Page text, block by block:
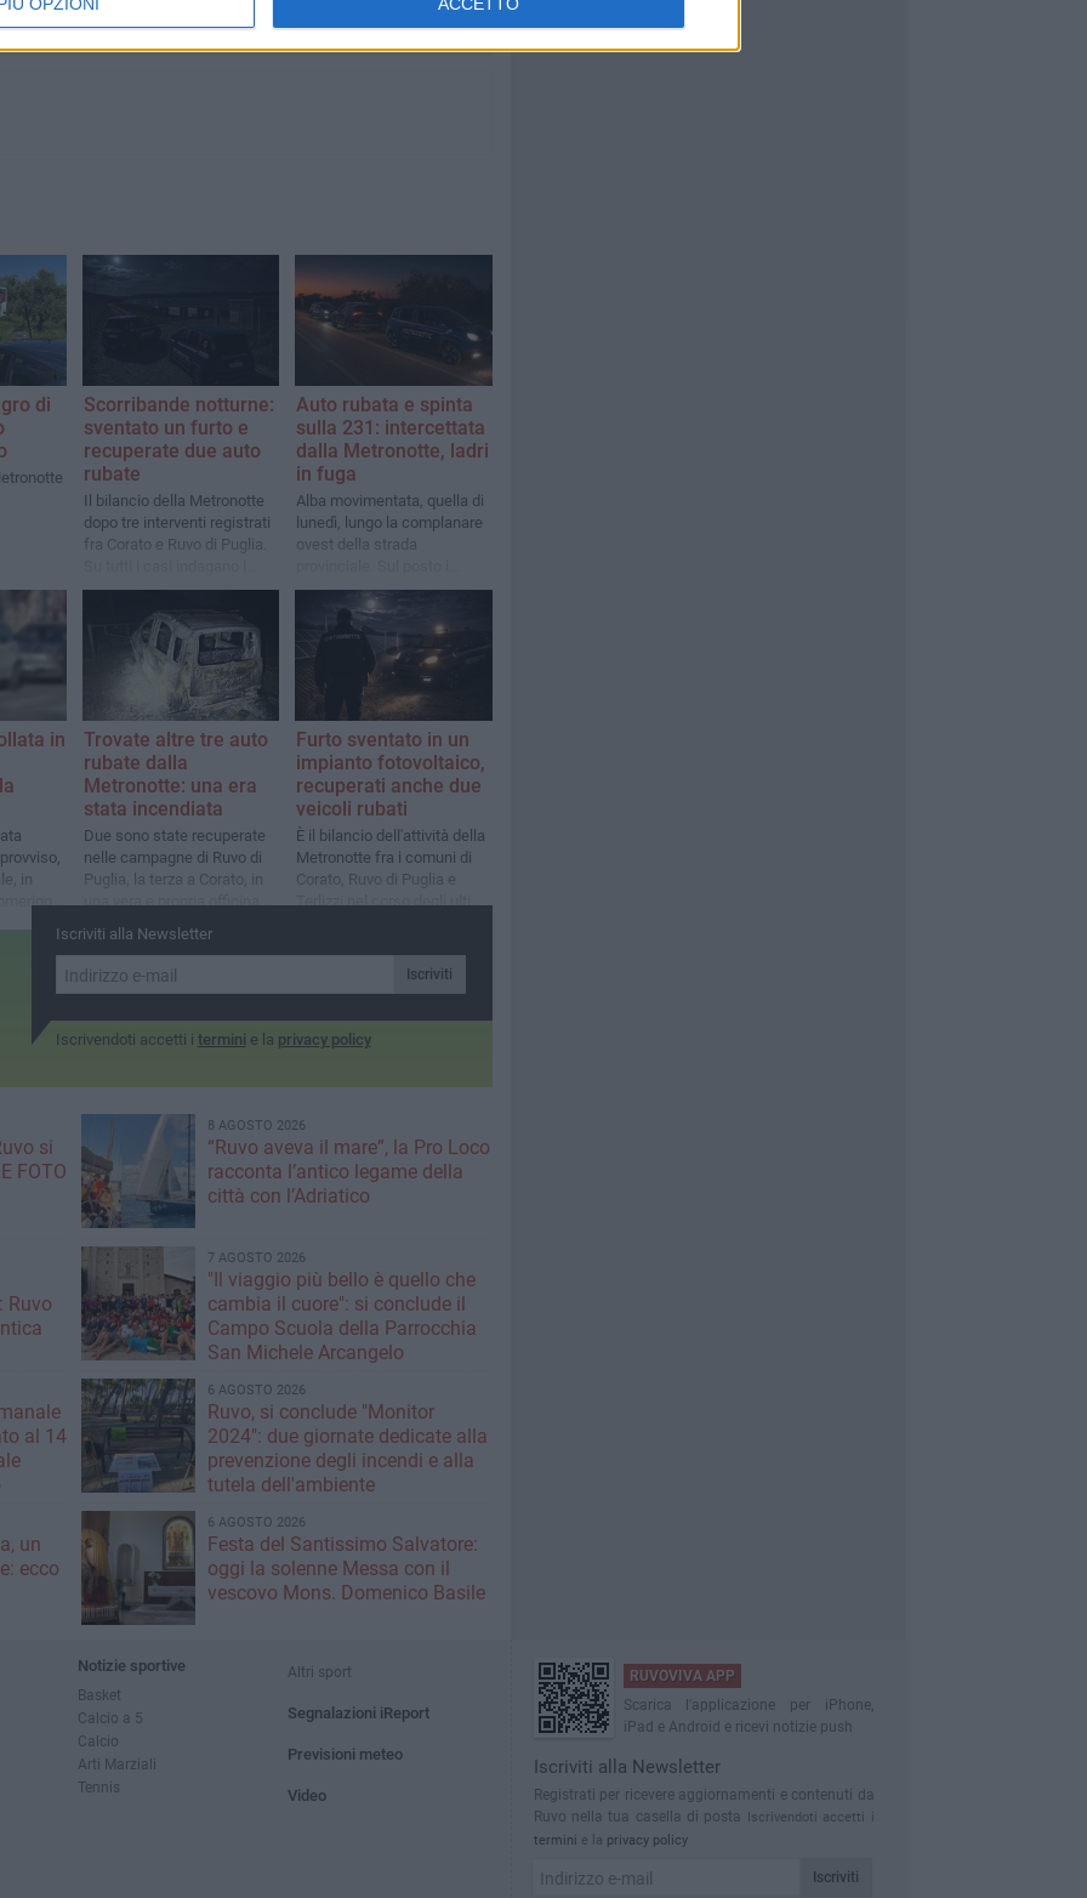
di
Scorribande notturne:
sventato un furto e
recuperate due auto
rubate
Il bilancio della Metronotte
dopo tre interventi registrati
fra Corato e Ruvo di Puglia.
Carabinieri
Auto rubata e spinta
sulla 231: intercettata
dalla Metronotte, ladri
in fuga
Alba movimentata, quella di
lunedì, lungo la complanare
ovest della strada
Carabinieri, recuperata una
Kia Sportage
in
in
Trovate altre tre auto
rubate dalla
Metronotte: una era
stata incendiata
Due sono state recuperate
nelle campagne di Ruvo di
Puglia, la terza a Corato, in
una vera e propria officina a
cielo aperto
Furto sventato in un
impianto fotovoltaico,
recuperati anche due
veicoli rubati
È il bilancio dell'attività della
Metronotte fra i comuni di
Corato, Ruvo di Puglia e
Terlizzi nel corso degli ultimi
Iscriviti alla Newsletter
Iscriviti
Iscrivendoti accetti i termini e la privacy policy
si
FOTO
8 AGOSTO 2026
“Ruvo aveva il mare”, la Pro Loco
racconta l’antico legame della
città con l’Adriatico
Ruvo
7 AGOSTO 2026
"Il viaggio più bello è quello che
cambia il cuore": si conclude il
Campo Scuola della Parrocchia
San Michele Arcangelo
al 14
6 AGOSTO 2026
Ruvo, si conclude "Monitor
2024": due giornate dedicate alla
prevenzione degli incendi e alla
tutela dell'ambiente
un
ecco
6 AGOSTO 2026
Festa del Santissimo Salvatore:
oggi la solenne Messa con il
vescovo Mons. Domenico Basile
Notizie sportive
Basket
Calcio a 5
Calcio
Arti Marziali
Tennis
Altri sport
Segnalazioni iReport
Previsioni meteo
Video
RUVOVIVA APP
Scarica l'applicazione per iPhone,
iPad e Android e ricevi notizie push
Iscriviti alla Newsletter
Registrati per ricevere aggiornamenti e contenuti da
Ruvo nella tua casella di posta Iscrivendoti accetti i
termini e la privacy policy
Iscriviti